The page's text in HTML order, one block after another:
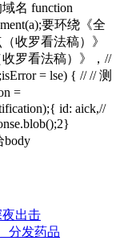
名 function
要环绕《全
收罗看法稿）》
收罗看法稿）》，//
= lse) { // // 测
=
id: aick,//
body
出击
分发药品